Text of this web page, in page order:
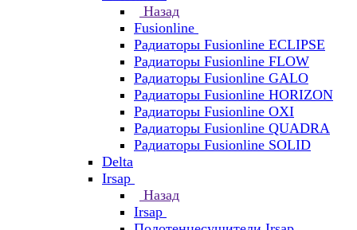
Назад
Fusionline
Радиаторы Fusionline ECLIPSE
Радиаторы Fusionline FLOW
Радиаторы Fusionline GALO
Радиаторы Fusionline HORIZON
Радиаторы Fusionline OXI
Радиаторы Fusionline QUADRA
Радиаторы Fusionline SOLID
Delta
Irsap
Назад
Irsap